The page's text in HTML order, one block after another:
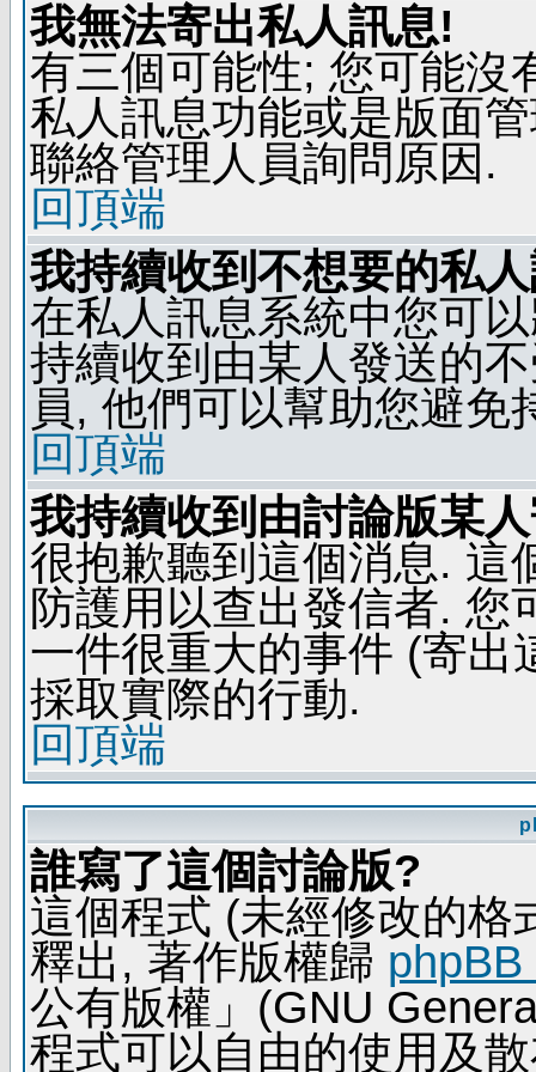
我無法寄出私人訊息!
有三個可能性; 您可能沒
私人訊息功能或是版面
聯絡管理人員詢問原因.
回頂端
我持續收到不想要的私
在私人訊息系統中您可
持續收到由某人發送的
員, 他們可以幫助您避免
回頂端
我持續收到由討論版某
很抱歉聽到這個消息. 這
防護用以查出發信者. 您
一件很重大的事件 (寄出
採取實際的行動.
回頂端
誰寫了這個討論版?
這個程式 (未經修改的格
釋出, 著作版權歸
公有版權」(GNU
程式可以自由的使用及